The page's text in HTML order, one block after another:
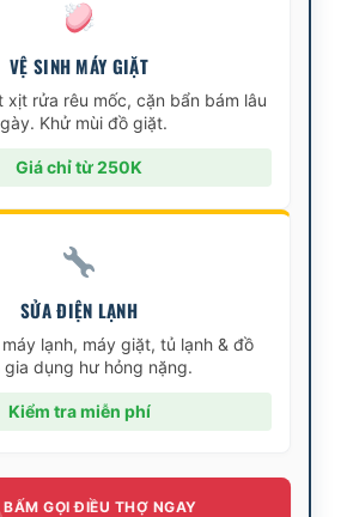
VỆ SINH MÁY GIẶT
xịt rửa rêu mốc, cặn bẩn bám lâu
Khử mùi đồ giặt.
Giá chỉ từ 250K
SỬA ĐIỆN LẠNH
lạnh, máy giặt, tủ lạnh & đồ
gia dụng hư hỏng nặng.
Kiểm tra miễn phí
BẤM GỌI ĐIỀU THỢ NGAY